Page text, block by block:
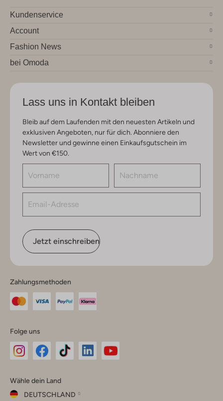
Kundenservice
Account
Fashion News
bei Omoda
Lass uns in Kontakt bleiben
Bleib auf dem Laufenden mit den neuesten Artikeln und
exklusiven Angeboten, nur für dich. Abonniere den
Newsletter und gewinne einen Einkaufsgutschein im
Wert von €150.
Jetzt einschreiben
Zahlungsmethoden
Folge uns
Instagram
Facebook
TikTok
Wähle dein Land
DEUTSCHLAND